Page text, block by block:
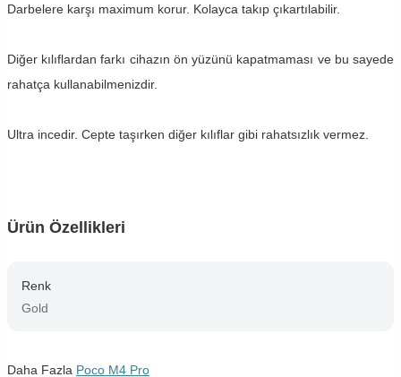
Darbelere karşı maximum korur. Kolayca takıp çıkartılabilir.
Diğer kılıflardan farkı cihazın ön yüzünü kapatmaması ve bu sayede
rahatça kullanabilmenizdir.
Ultra incedir. Cepte taşırken diğer kılıflar gibi rahatsızlık vermez.
Ürün Özellikleri
Renk
Gold
Daha Fazla Poco M4 Pro